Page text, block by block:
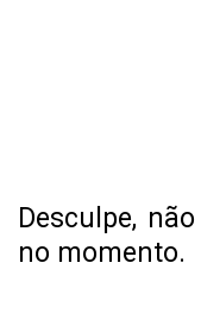
Desculpe,
no momento.